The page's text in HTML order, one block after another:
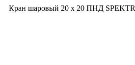
Кран шаровый 20 х 20 ПНД SPEKTR